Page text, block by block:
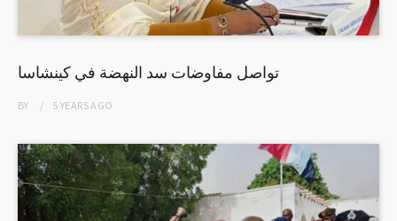
تواصل مفاوضات سد النهضة في كينشاسا
BY 5 YEARSAGO